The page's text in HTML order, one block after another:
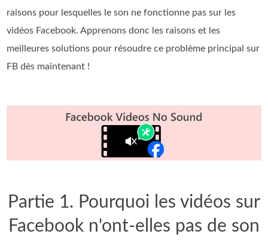
raisons pour lesquelles le son ne fonctionne pas sur les
vidéos Facebook. Apprenons donc les raisons et les
meilleures solutions pour résoudre ce problème principal sur
FB dès maintenant !
Partie 1. Pourquoi les vidéos sur
Facebook n'ont-elles pas de son